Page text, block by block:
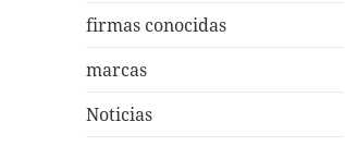
firmas conocidas
marcas
Noticias